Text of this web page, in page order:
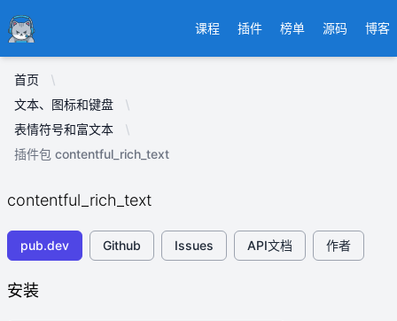
Ducafecat 课程 插件 榜单 源码 博客
首页
文本、图标和键盘
表情符号和富文本
插件包 contentful_rich_text
contentful_rich_text
pub.dev Github Issues API文档 作者
安装